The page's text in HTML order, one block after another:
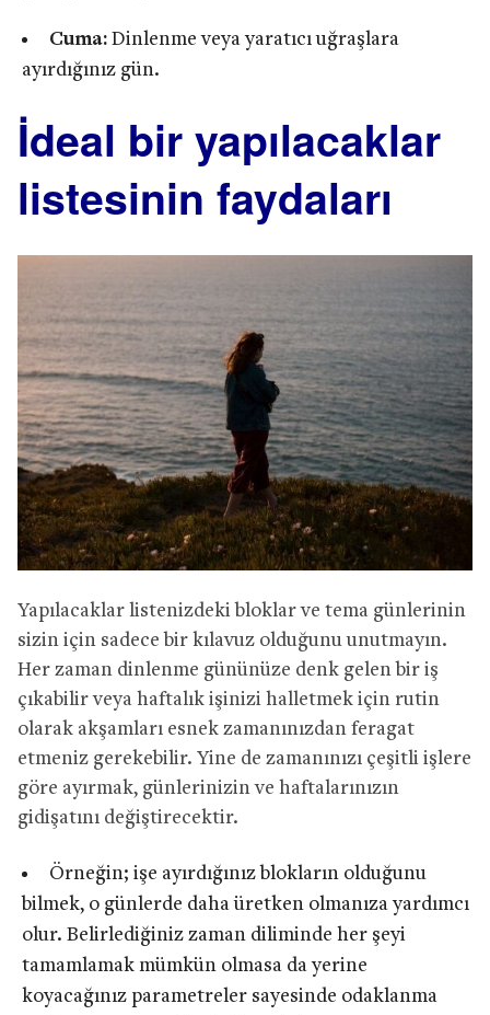
Cuma:Dinlenme veya yaratıcı uğraşlara
ayırdığınız gün.
İdeal bir yapılacaklar
listesinin faydaları
Yapılacaklar listenizdeki bloklar ve tema günlerinin
sizin için sadece bir kılavuz olduğunu unutmayın.
Her zaman dinlenme gününüze denk gelen bir iş
çıkabilir veya haftalık işinizi halletmek için rutin
olarak akşamları esnek zamanınızdan feragat
etmeniz gerekebilir. Yine de zamanınızı çeşitli işlere
göre ayırmak, günlerinizin ve haftalarınızın
gidişatını değiştirecektir.
Örneğin; işe ayırdığınız blokların olduğunu
bilmek, o günlerde daha üretken olmanıza yardımcı
olur. Belirlediğiniz zaman diliminde her şeyi
tamamlamak mümkün olmasa da yerine
koyacağınız parametreler sayesinde odaklanma